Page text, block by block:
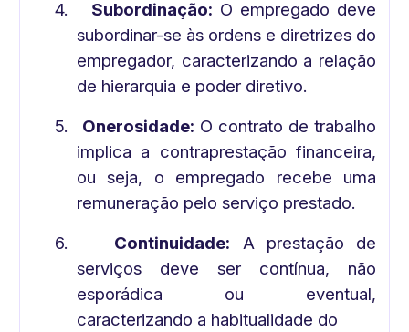
4.
Subordinação: O empregado deve
subordinar-se às ordens e diretrizes do
empregador, caracterizando a relação
de hierarquia e poder diretivo.
5.
Onerosidade: O contrato de trabalho
implica a contraprestação financeira,
ou seja, o empregado recebe uma
remuneração pelo serviço prestado.
6.
Continuidade: A prestação de
serviços deve ser contínua, não
esporádica ou eventual,
caracterizando a habitualidade do